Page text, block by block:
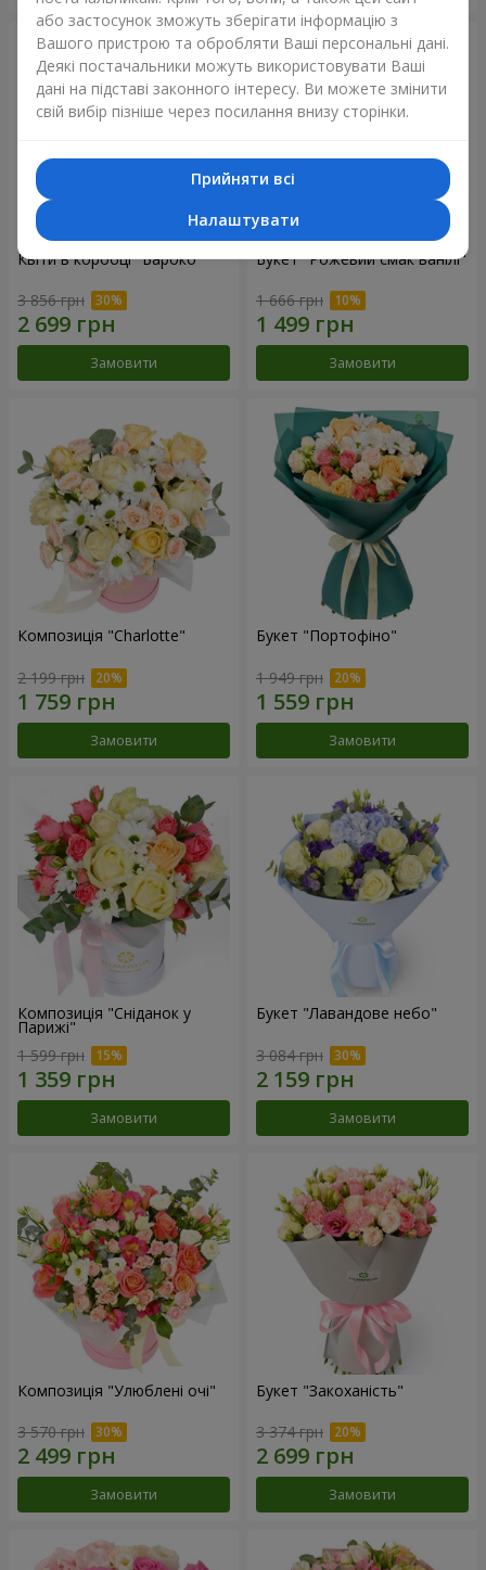
Квіти в коробці "Бароко"
3 856 грн
Замовити
Букет "Рожевий смак ванілі"
1 666 грн
Замовити
Композиція "Charlotte"
2 199 грн
Замовити
Букет "Портофіно"
1 949 грн
Замовити
Композиція "Сніданок у
Парижі"
1 599 грн
Замовити
Букет "Лавандове небо"
3 084 грн
Замовити
Композиція "Улюблені очі"
3 570 грн
Замовити
Букет "Закоханість"
3 374 грн
Замовити
або застосунок зможуть зберігати інформацію з
Вашого пристрою та обробляти Ваші персональні дані.
Деякі постачальники можуть використовувати Ваші
дані на підставі законного інтересу. Ви можете змінити
свій вибір пізніше через посилання внизу сторінки.
Прийняти всі
Налаштувати